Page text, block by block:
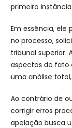
primeira instância.
Em essência, ele
no processo,
tribunal superior.
aspectos de fato
uma análise
Ao contrário de
corrigir erros
apelação busca